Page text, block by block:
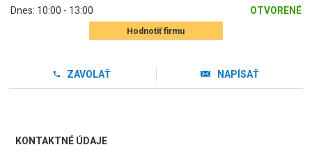
Dnes: 10:00 - 13:00 OTVORENÉ
Hodnotiť firmu
ZAVOLAŤ NAPÍSAŤ
KONTAKTNÉ ÚDAJE